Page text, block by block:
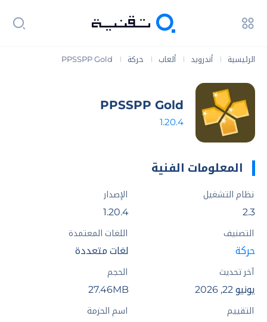
الرئيسية | أندرويد | ألعاب | حركة |
PPSSPP Gold
PPSSPP Gold
1.20.4
المعلومات الفنية
نظام التشغيل
2.3
الإصدار
1.20.4
التصنيف
حركة
اللغات المعتمدة
لغات متعددة
آخر تحديث
يونيو 22, 2026
الحجم
27.46MB
التقييم اسم الحزمة